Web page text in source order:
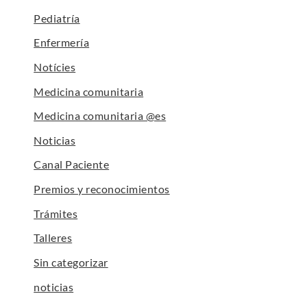
Pediatría
Enfermería
Notícies
Medicina comunitaria
Medicina comunitaria @es
Noticias
Canal Paciente
Premios y reconocimientos
Trámites
Talleres
Sin categorizar
noticias